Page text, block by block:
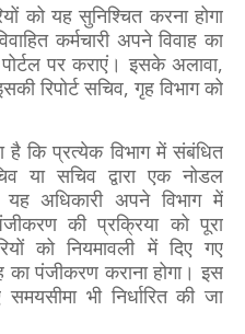
को यह सुनिश्चित करना होगा
कर्मचारी अपने विवाह का
पर कराएं। इसके अलावा,
रिपोर्ट सचिव, गृह विभाग को
है कि प्रत्येक विभाग में संबंधित
या सचिव द्वारा एक नोडल
यह अधिकारी अपने विभाग में
की प्रक्रिया को पूरा
को नियमावली में दिए गए
का पंजीकरण कराना होगा। इस
भी निर्धारित की जा